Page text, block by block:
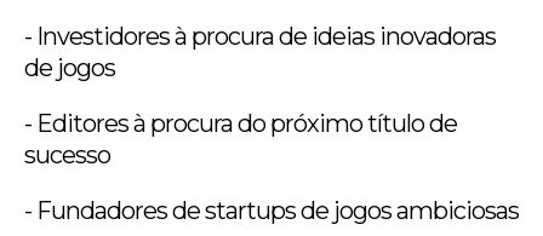
- Investidores à procura de ideias inovadoras
de jogos
- Editores à procura do próximo título de
sucesso
- Fundadores de startups de jogos ambiciosas